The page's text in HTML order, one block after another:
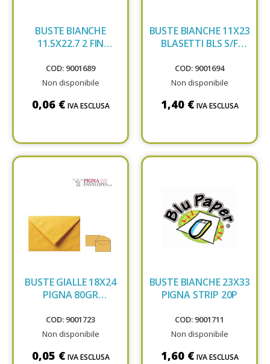
BUSTE BIANCHE
11.5X22.7 2 FIN
COD: 9001689
Non disponibile
0,06 € IVA ESCLUSA
BUSTE BIANCHE 11X23
BLASETTI BLS S/F
COD: 9001694
Non disponibile
1,40 € IVA ESCLUSA
BUSTE GIALLE 18X24
PIGNA 80GR
COD: 9001723
Non disponibile
0,05 € IVA ESCLUSA
BUSTE BIANCHE 23X33
PIGNA STRIP 20P
COD: 9001711
Non disponibile
1,60 € IVA ESCLUSA